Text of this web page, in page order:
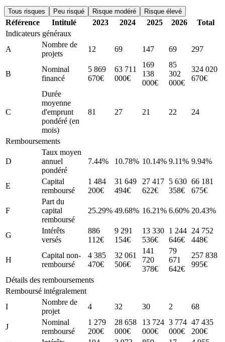
Tous risques Peu risqué Risque modéré Risque élevé
Référence Intitulé 2023 2024 2025 2026
Total
Indicateurs généraux
A
Nombre de
projets
12 69 147 69 297
B
Nominal
financé
5 869
670€
63 711
000€
169
138
000€
85
302
000€
324 020
670€
C
Durée
moyenne
d'emprunt
pondéré (en
mois)
81 27 21 22 24
Remboursements
D
Taux moyen
annuel
pondéré
7.44% 10.78% 10.14% 9.11% 9.94%
E
Capital
remboursé
1 484
200€
31 649
494€
27 417
622€
5 630
358€
66 181
675€
F
Part du
capital
remboursé
25.29% 49.68% 16.21% 6.60% 20.43%
G
Intérêts
versés
886
112€
9 291
154€
13 330
536€
1 244
646€
24 752
448€
H
Capital non-
remboursé
4 385
470€
32 061
506€
141
720
378€
79
671
642€
257 838
995€
Détails des remboursements
Remboursé intégralement
I
Nombre de
projet
4 32 30 2 68
J
Nominal
remboursé
1 279
200€
28 658
000€
13 724
000€
3 774
000€
47 435
200€